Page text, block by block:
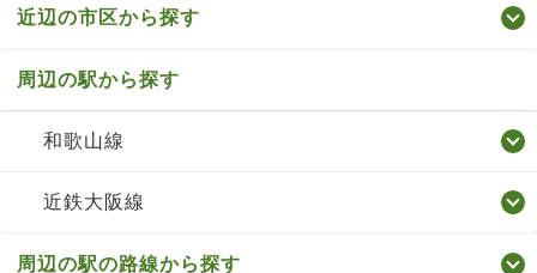
近辺の市区から探す
周辺の駅から探す
和歌山線
近鉄大阪線
周辺の駅の路線から探す